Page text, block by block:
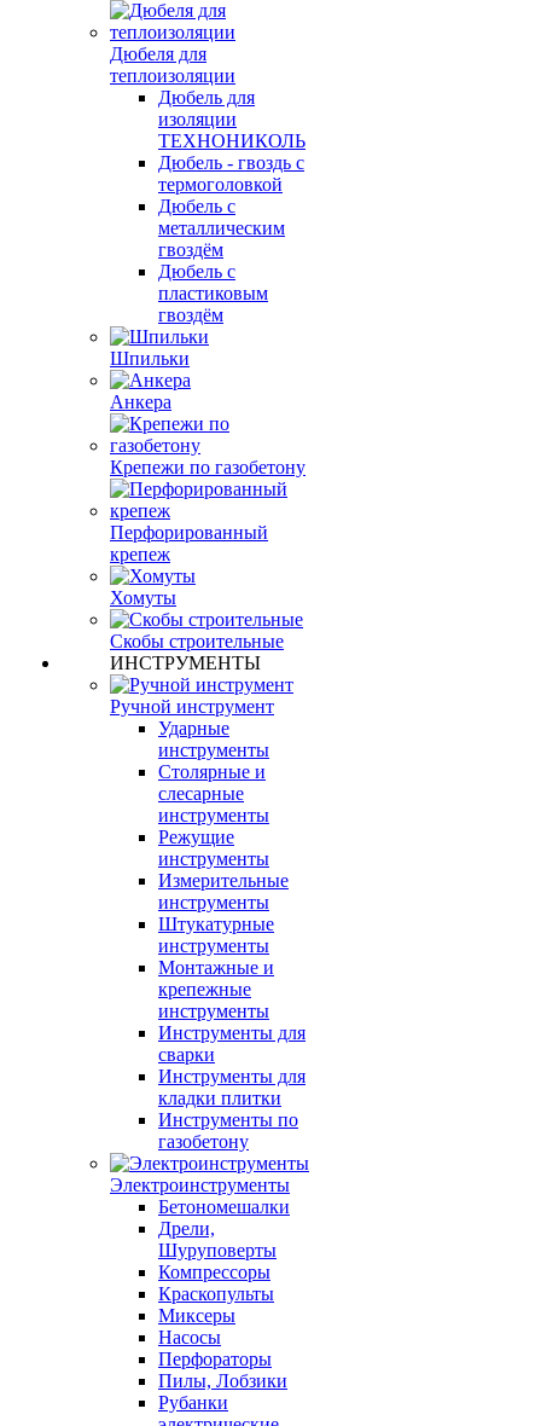
Дюбеля для
теплоизоляции
Дюбель для
изоляции
ТЕХНОНИКОЛЬ
Дюбель - гвоздь с
термоголовкой
Дюбель с
металлическим
гвоздём
Дюбель с
пластиковым
гвоздём
Шпильки
Анкера
Крепежи по газобетону
Перфорированный
крепеж
Хомуты
Скобы строительные
ИНСТРУМЕНТЫ
Ручной инструмент
Ударные
инструменты
Столярные и
слесарные
инструменты
Режущие
инструменты
Измерительные
инструменты
Штукатурные
инструменты
Монтажные и
крепежные
инструменты
Инструменты для
сварки
Инструменты для
кладки плитки
Инструменты по
газобетону
Электроинструменты
Бетономешалки
Дрели,
Шуруповерты
Компрессоры
Краскопульты
Миксеры
Насосы
Перфораторы
Пилы, Лобзики
Рубанки